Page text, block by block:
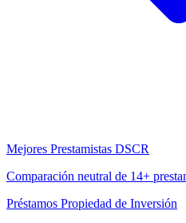
Mejores Prestamistas DSCR
Comparación neutral de 14+
Préstamos Propiedad de Inversión